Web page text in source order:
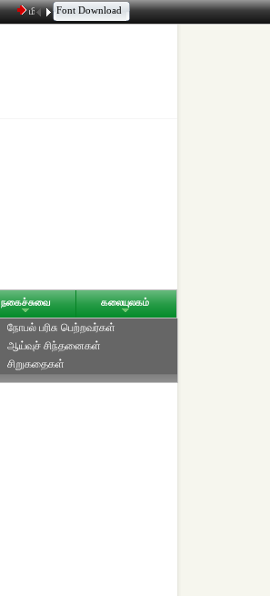
மின்னஞ்சல் திரட்டி உரையாடல்
Font Download
நகைச்சுவை கலையுலகம்
நோபல் பரிசு‎ பெற்றவர்‎கள்
ஆய்வுச் சிந்தனைகள்
சிறுகதைகள்